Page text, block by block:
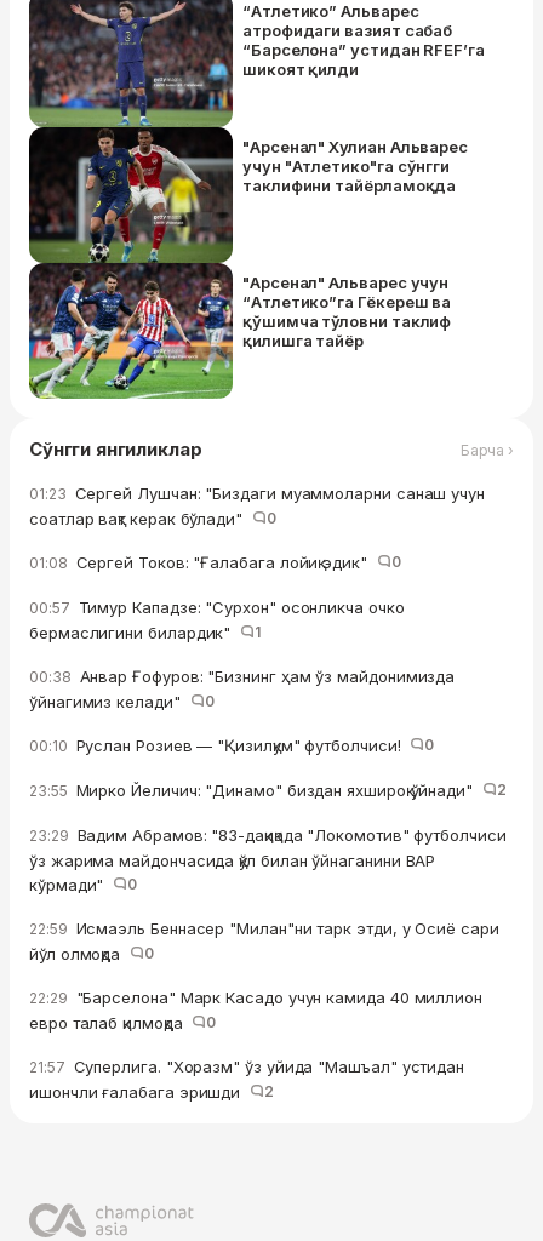
“Атлетико” Альварес
атрофидаги вазият сабаб
“Барселона” устидан RFEF’га
шикоят қилди
"Арсенал" Хулиан Альварес
учун "Атлетико"га сўнгги
таклифини тайёрламоқда
"Арсенал" Альварес учун
“Атлетико”га Гёкереш ва
қўшимча тўловни таклиф
қилишга тайёр
Сўнгги янгиликлар Барча ›
01:23 Сергей Лушчан: "Биздаги муаммоларни санаш учун
соатлар вақт керак бўлади"
0
01:08 Сергей Токов: "Ғалабага лойиқ эдик" 0
00:57 Тимур Кападзе: "Сурхон" осонликча очко
бермаслигини билардик"
1
00:38 Анвар Ғофуров: "Бизнинг ҳам ўз майдонимизда
ўйнагимиз келади"
0
00:10 Руслан Розиев — "Қизилқум" футболчиси! 0
23:55 Мирко Йеличич: "Динамо" биздан яхшироқ ўйнади" 2
23:29 Вадим Абрамов: "83-дақиқада "Локомотив" футболчиси
ўз жарима майдончасида қўл билан ўйнаганини ВАР
кўрмади"
0
22:59 Исмаэль Беннасер "Милан"ни тарк этди, у Осиё сари
йўл олмоқда
0
22:29 "Барселона" Марк Касадо учун камида 40 миллион
евро талаб қилмоқда
0
21:57 Суперлига. "Хоразм" ўз уйида "Машъал" устидан
ишончли ғалабага эришди
2